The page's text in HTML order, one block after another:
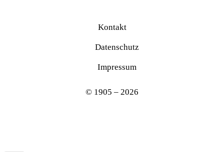
Kontakt
Datenschutz
Impressum
© 1905 – 2026